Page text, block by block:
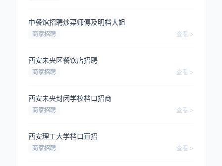
中餐馆招聘炒菜师傅及明档大姐
商家招聘 查看 >
西安未央区餐饮店招聘
商家招聘 查看 >
西安未央封闭学校档口招商
商家招聘 查看 >
西安理工大学档口直招
商家招聘 查看 >